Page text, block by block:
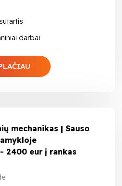
darbai
mechanikas | Sauso
2400 eur į rankas